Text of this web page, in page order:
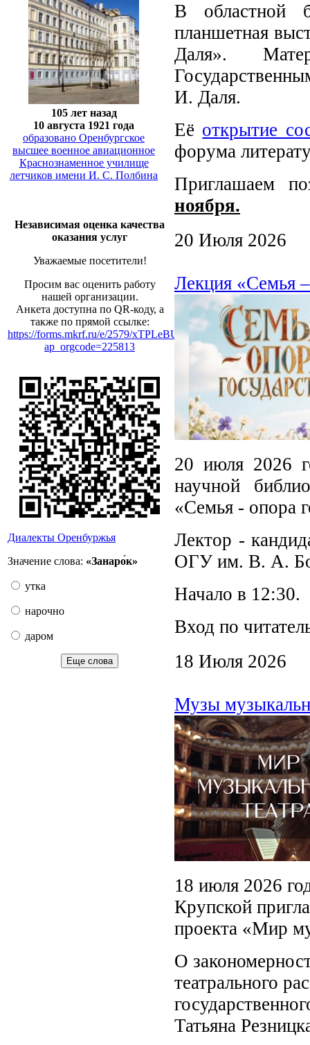
105 лет назад
10 августа 1921 года
образовано Оренбургское
высшее военное авиационное
Краснознаменное училище
летчиков имени И. С. Полбина
Независимая оценка качества
оказания услуг
Уважаемые посетители!
Просим вас оценить работу
нашей организации.
Анкета доступна по QR-коду, а
также по прямой ссылке:
https://forms.mkrf.ru/e/2579/xTPLeBU7/?
ap_orgcode=225813
Диалекты Оренбуржья
Значение слова: «Занаро́к»
утка
нарочно
даром
Еще слова
В областной
планшетная
Даля».
И. Даля.
Её открытие
форума
Приглашаем
ноября.
20 Июля 2026
Лекция «Семья
20 июля 2026
научной
«Семья - опора
Лектор -
ОГУ им. В. А.
Начало в 12:30.
Вход по
18 Июля 2026
Музы
18 июля 2026
Крупской
проекта «Мир
О
театрального
Татьяна